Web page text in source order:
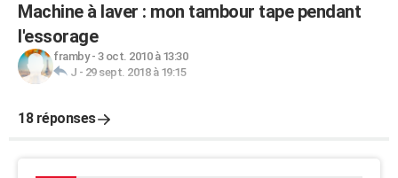
Machine à laver : mon tambour tape pendant
l'essorage
framby- 3 oct. 2010 à 13:30
J - 29 sept. 2018 à 19:15
18 réponses